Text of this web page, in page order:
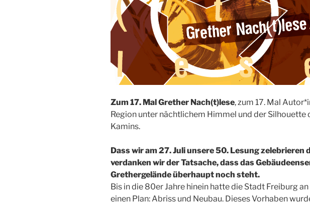
Zum 17. Mal Grether Nach(t)lese, zum 17. Mal
Region unter nächtlichem Himmel und der Silhouette
Kamins.
Dass wir am 27. Juli unsere 50. Lesung zelebrieren
verdanken wir der Tatsache, dass das
Grethergelände überhaupt noch steht.
Bis in die 80er Jahre hinein hatte die Stadt Freiburg
einen Plan: Abriss und Neubau. Dieses Vorhaben